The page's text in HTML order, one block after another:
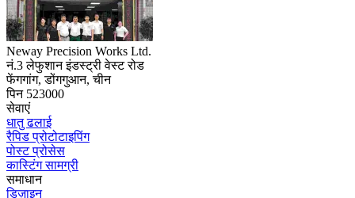
Neway Precision Works Ltd.
नं.3 लेफुशान इंडस्ट्री वेस्ट रोड
फेंगगांग, डोंगगुआन, चीन
पिन 523000
सेवाएं
धातु ढलाई
रैपिड प्रोटोटाइपिंग
पोस्ट प्रोसेस
कास्टिंग सामग्री
समाधान
डिज़ाइन